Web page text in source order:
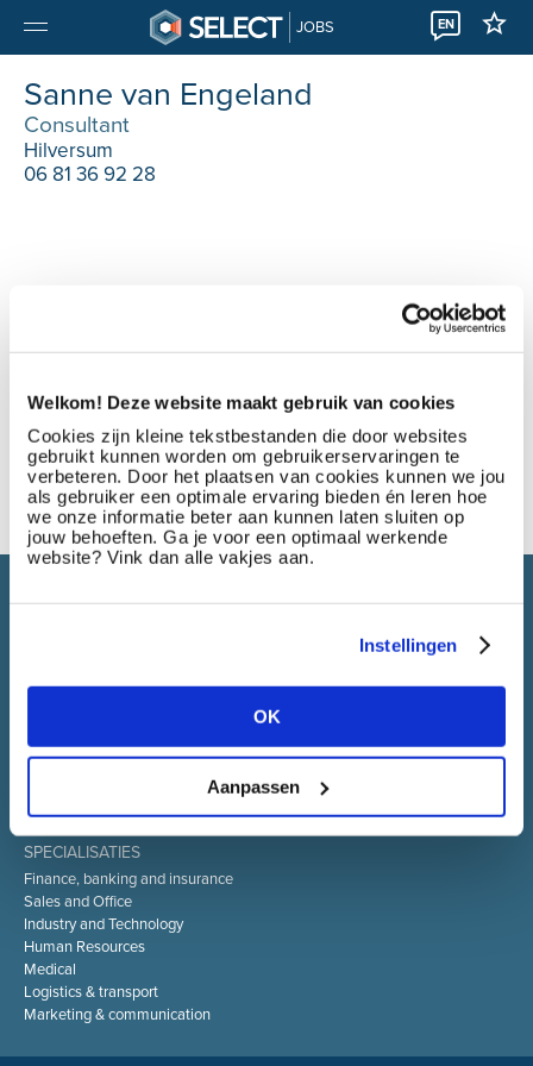
Welkom! Deze website maakt gebruik van cookies
Cookies zijn kleine tekstbestanden die door websites
gebruikt kunnen worden om gebruikerservaringen te
verbeteren. Door het plaatsen van cookies kunnen we jou
als gebruiker een optimale ervaring bieden én leren hoe
we onze informatie beter aan kunnen laten sluiten op
jouw behoeften. Ga je voor een optimaal werkende
website? Vink dan alle vakjes aan.
Instellingen
OK
Aanpassen
JOBS EN
Sanne van Engeland
Consultant
Hilversum
06 81 36 92 28
Current jobs and vacancies
SPECIALISATIES
Finance, banking and insurance
Sales and Office
Industry and Technology
Human Resources
Medical
Logistics & transport
Marketing & communication